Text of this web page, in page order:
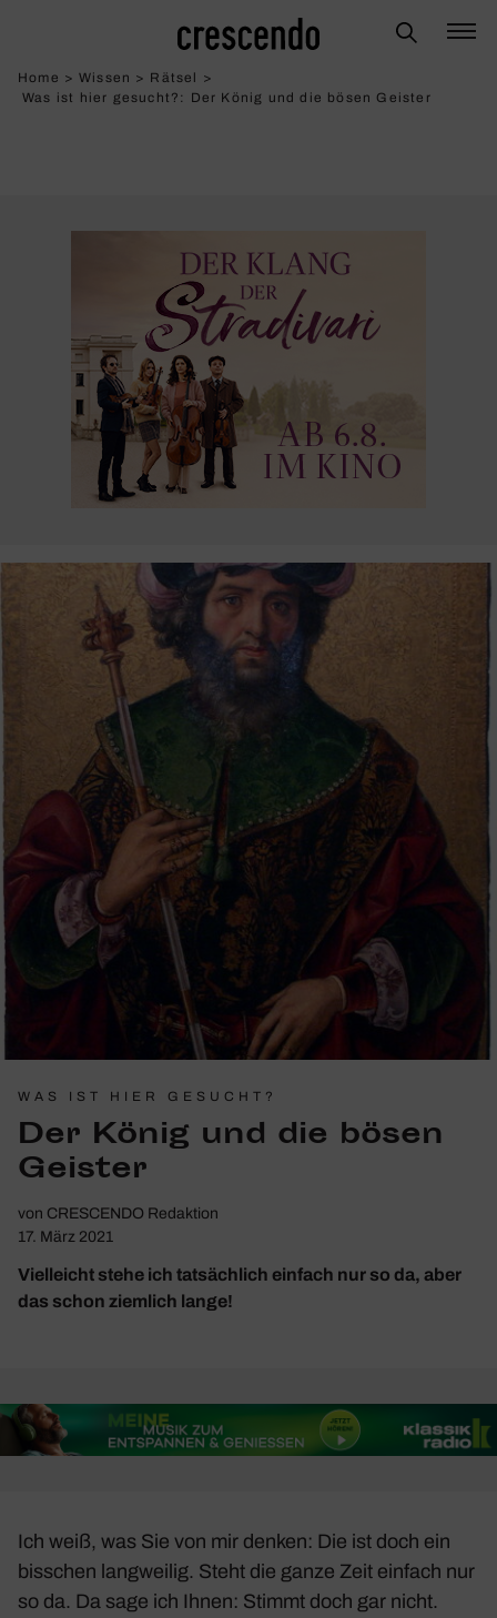
Home > Wissen > Rätsel >
Was ist hier gesucht?: Der König und die bösen Geister
WAS IST HIER GESUCHT?
Der König und die bösen
Geister
von CRESCENDO Redaktion
17. März 2021
Vielleicht stehe ich tatsächlich einfach nur so da, aber
das schon ziemlich lange!
Ich weiß, was Sie von mir denken: Die ist doch ein
biss­chen lang­weilig. Steht die ganze Zeit einfach nur
so da. Da sage ich Ihnen: Stimmt doch gar nicht.